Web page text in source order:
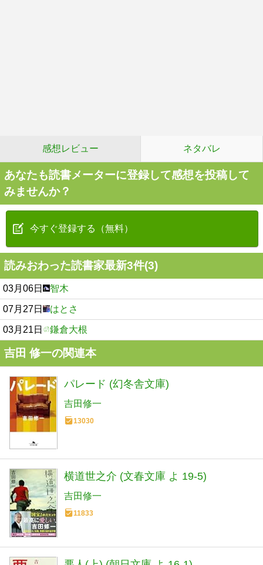
感想レビュー ネタバレ
あなたも読書メーターに登録して感想を投稿して
みませんか？
今すぐ登録する（無料）
読みおわった読書家最新3件(3)
03月06日 智木
07月27日 はとさ
03月21日 鎌倉大根
吉田 修一の関連本
パレード (幻冬舎文庫)
吉田修一
13030
横道世之介 (文春文庫 よ 19-5)
吉田修一
11833